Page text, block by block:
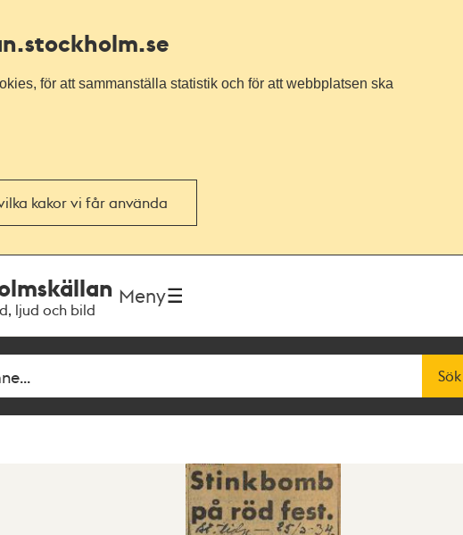
.stockholm.se
för att sammanställa statistik och för att webbplatsen ska
kakor vi får använda
ljud och bild
Meny
Sök